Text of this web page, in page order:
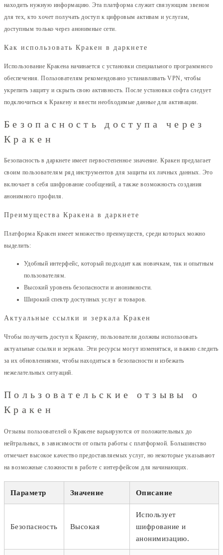
находить нужную информацию. Эта платформа служит связующим звеном
для тех, кто хочет получать доступ к цифровым активам и услугам,
доступным только через анонимные сети.
Как использовать Кракен в даркнете
Использование Кракена начинается с установки специального программного
обеспечения. Пользователям рекомендовано устанавливать VPN, чтобы
укрепить защиту и скрыть свою активность. После установки софта следует
подключиться к Кракену и ввести необходимые данные для активации.
Безопасность доступа через
Кракен
Безопасность в даркнете имеет первостепенное значение. Кракен предлагает
своим пользователям ряд инструментов для защиты их личных данных. Это
включает в себя шифрование сообщений, а также возможность создания
анонимного профиля.
Преимущества Кракена в даркнете
Платформа Кракен имеет множество преимуществ, среди которых можно
выделить:
Удобный интерфейс, который подходит как новичкам, так и опытным
пользователям.
Высокий уровень безопасности и анонимности.
Широкий спектр доступных услуг и товаров.
Актуальные ссылки и зеркала Кракен
Чтобы получить доступ к Кракену, пользователи должны использовать
актуальные ссылки и зеркала. Эти ресурсы могут изменяться, и важно следить
за их обновлениями, чтобы находиться в безопасности и избежать
нежелательных ситуаций.
Пользовательские отзывы о
Кракен
Отзывы пользователей о Кракене варьируются от положительных до
нейтральных, в зависимости от опыта работы с платформой. Большинство
отмечает высокое качество предоставляемых услуг, но некоторые указывают
на возможные сложности в работе с интерфейсом для начинающих.
Параметр Значение Описание
Безопасность Высокая
Использует
шифрование и
анонимизацию.